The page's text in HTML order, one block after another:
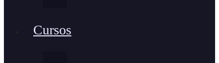
Cursos